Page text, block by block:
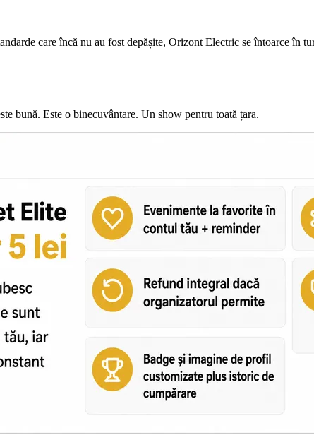
care încă nu au fost depășite, Orizont Electric se întoarce în
bună. Este o binecuvântare. Un show pentru toată țara.